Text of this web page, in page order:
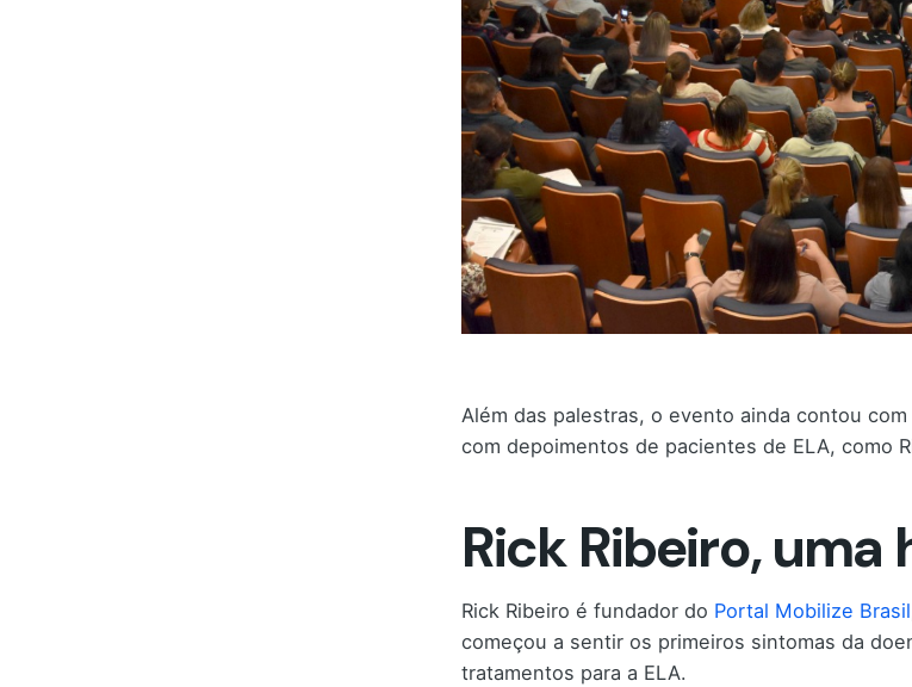
Além das palestras, o evento ainda contou
com depoimentos de pacientes de ELA, como
Rick Ribeiro,
Rick Ribeiro é fundador do Portal Mobilize Brasil
começou a sentir os primeiros sintomas da
tratamentos para a ELA.